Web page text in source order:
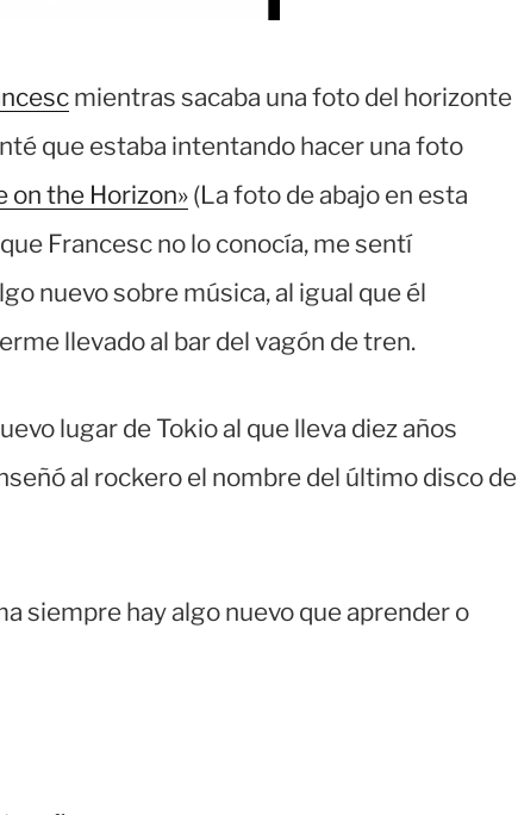
mientras sacaba una foto del horizonte
que estaba intentando hacer una foto
on the Horizon»(La foto de abajo en esta
Francesc no lo conocía, me sentí
nuevo sobre música, al igual que él
llevado al bar del vagón de tren.
lugar de Tokio al que lleva diez años
al rockero el nombre del último disco de
siempre hay algo nuevo que aprender o